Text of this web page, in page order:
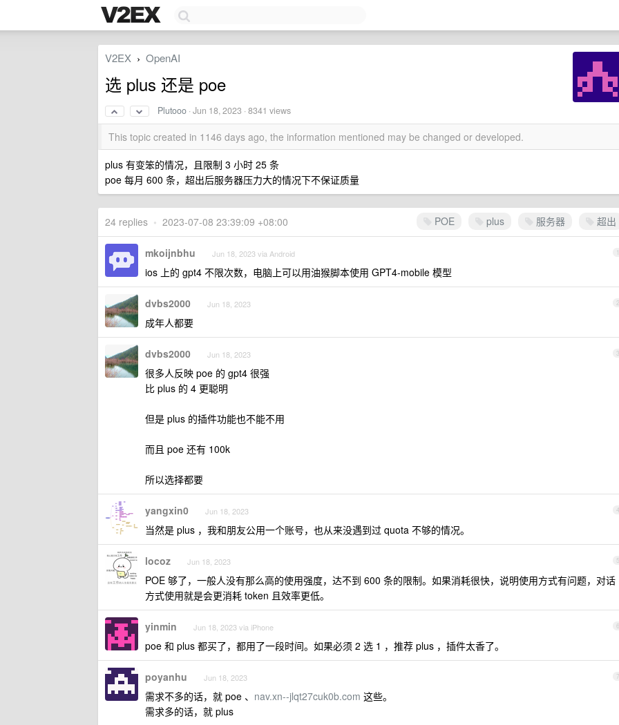
V2EX › OpenAI
选 plus 还是 poe
Plutooo ·Jun 18, 2023 · 8341 views
This topic created in 1146 days ago, the information mentioned may be changed or developed.
plus 有变笨的情况，且限制 3 小时 25 条
poe 每月 600 条，超出后服务器压力大的情况下不保证质量
POE plus 服务器 超出
24 replies • 2023-07-08 23:39:09 +08:00
1
mkoijnbhu Jun 18, 2023 via Android
ios 上的 gpt4 不限次数，电脑上可以用油猴脚本使用 GPT4-mobile 模型
2
dvbs2000 Jun 18, 2023
成年人都要
3
dvbs2000 Jun 18, 2023
很多人反映 poe 的 gpt4 很强
比 plus 的 4 更聪明
但是 plus 的插件功能也不能不用
而且 poe 还有 100k
所以选择都要
4
yangxin0 Jun 18, 2023
当然是 plus ，我和朋友公用一个账号，也从来没遇到过 quota 不够的情况。
5
locoz Jun 18, 2023
POE 够了，一般人没有那么高的使用强度，达不到 600 条的限制。如果消耗很快，说明使用方式有问题，对话
方式使用就是会更消耗 token 且效率更低。
6
yinmin Jun 18, 2023 via iPhone
poe 和 plus 都买了，都用了一段时间。如果必须 2 选 1 ，推荐 plus ，插件太香了。
7
poyanhu Jun 18, 2023
需求不多的话，就 poe 、 nav.xn--jlqt27cuk0b.com 这些。
需求多的话，就 plus